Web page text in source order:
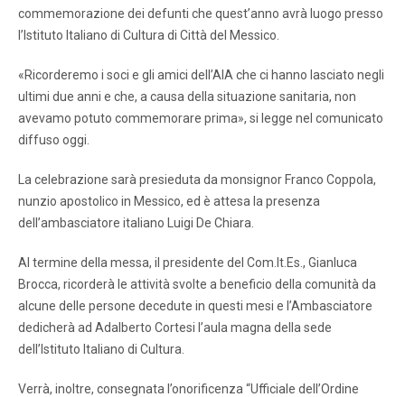
commemorazione dei defunti che quest’anno avrà luogo presso
l’Istituto Italiano di Cultura di Città del Messico.
«Ricorderemo i soci e gli amici dell’AIA che ci hanno lasciato negli
ultimi due anni e che, a causa della situazione sanitaria, non
avevamo potuto commemorare prima», si legge nel comunicato
diffuso oggi.
La celebrazione sarà presieduta da monsignor Franco Coppola,
nunzio apostolico in Messico, ed è attesa la presenza
dell’ambasciatore italiano Luigi De Chiara.
Al termine della messa, il presidente del Com.It.Es., Gianluca
Brocca, ricorderà le attività svolte a beneficio della comunità da
alcune delle persone decedute in questi mesi e l’Ambasciatore
dedicherà ad Adalberto Cortesi l’aula magna della sede
dell’Istituto Italiano di Cultura.
Verrà, inoltre, consegnata l’onorificenza “Ufficiale dell’Ordine